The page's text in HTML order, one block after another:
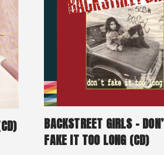
BACKSTREET GIRLS –
FAKE IT TOO LONG (CD)